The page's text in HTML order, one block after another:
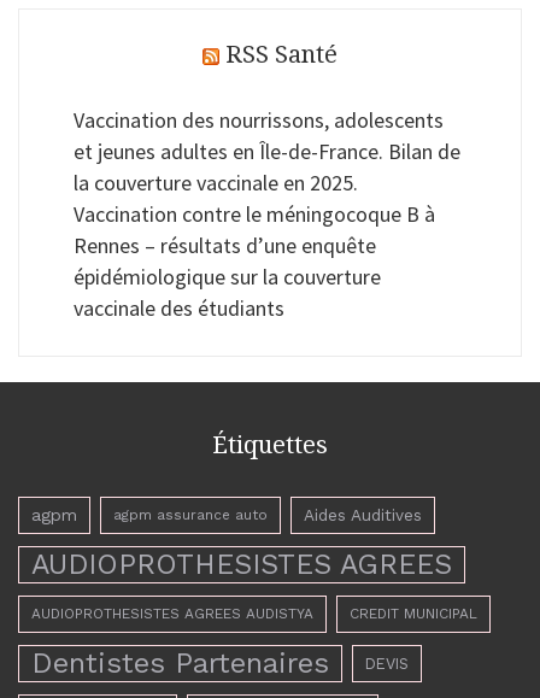
RSS Santé
Vaccination des nourrissons, adolescents
et jeunes adultes en Île-de-France. Bilan de
la couverture vaccinale en 2025.
Vaccination contre le méningocoque B à
Rennes – résultats d’une enquête
épidémiologique sur la couverture
vaccinale des étudiants
Étiquettes
agpm agpm assurance auto Aides Auditives
AUDIOPROTHESISTES AGREES
AUDIOPROTHESISTES AGREES AUDISTYA CREDIT MUNICIPAL
Dentistes Partenaires DEVIS